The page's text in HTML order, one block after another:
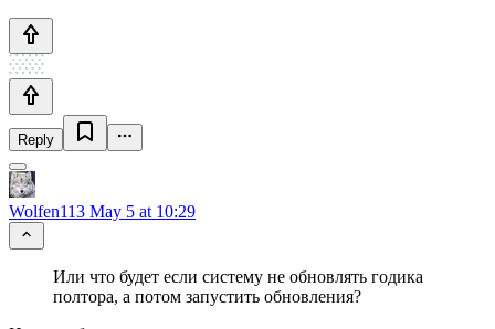
Reply
Wolfen113 May 5 at 10:29
Или что будет если систему не обновлять годика
полтора, а потом запустить обновления?